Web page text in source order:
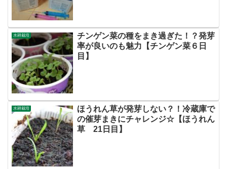
水耕栽培
チンゲン菜の種をまき過ぎた！？発芽
率が良いのも魅力【チンゲン菜６日
目】
水耕栽培
ほうれん草が発芽しない？！冷蔵庫で
の催芽まきにチャレンジ☆【ほうれん
草 21日目】